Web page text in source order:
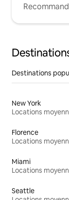
Destinations
New York
Florence
Miami
Seattle